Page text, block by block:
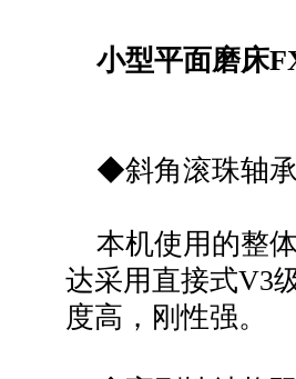
小型平面磨床
◆斜角滚珠轴
本机使用的整
达采用直接式V3
度高，刚性强。